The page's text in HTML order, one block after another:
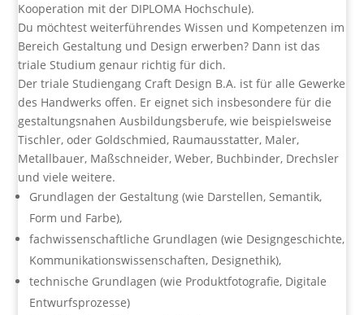
Kooperation mit der DIPLOMA Hochschule).
Du möchtest weiterführendes Wissen und Kompetenzen im
Bereich Gestaltung und Design erwerben? Dann ist das
triale Studium genaur richtig für dich.
Der triale Studiengang Craft Design B.A. ist für alle Gewerke
des Handwerks offen. Er eignet sich insbesondere für die
gestaltungsnahen Ausbildungsberufe, wie beispielsweise
Tischler, oder Goldschmied, Raumausstatter, Maler,
Metallbauer, Maßschneider, Weber, Buchbinder, Drechsler
und viele weitere.
Grundlagen der Gestaltung (wie Darstellen, Semantik,
Form und Farbe),
fachwissenschaftliche Grundlagen (wie Designgeschichte,
Kommunikationswissenschaften, Designethik),
technische Grundlagen (wie Produktfotografie, Digitale
Entwurfsprozesse)